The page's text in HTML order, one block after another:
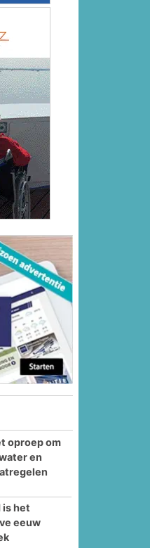
oproep om
en
is het
eeuw